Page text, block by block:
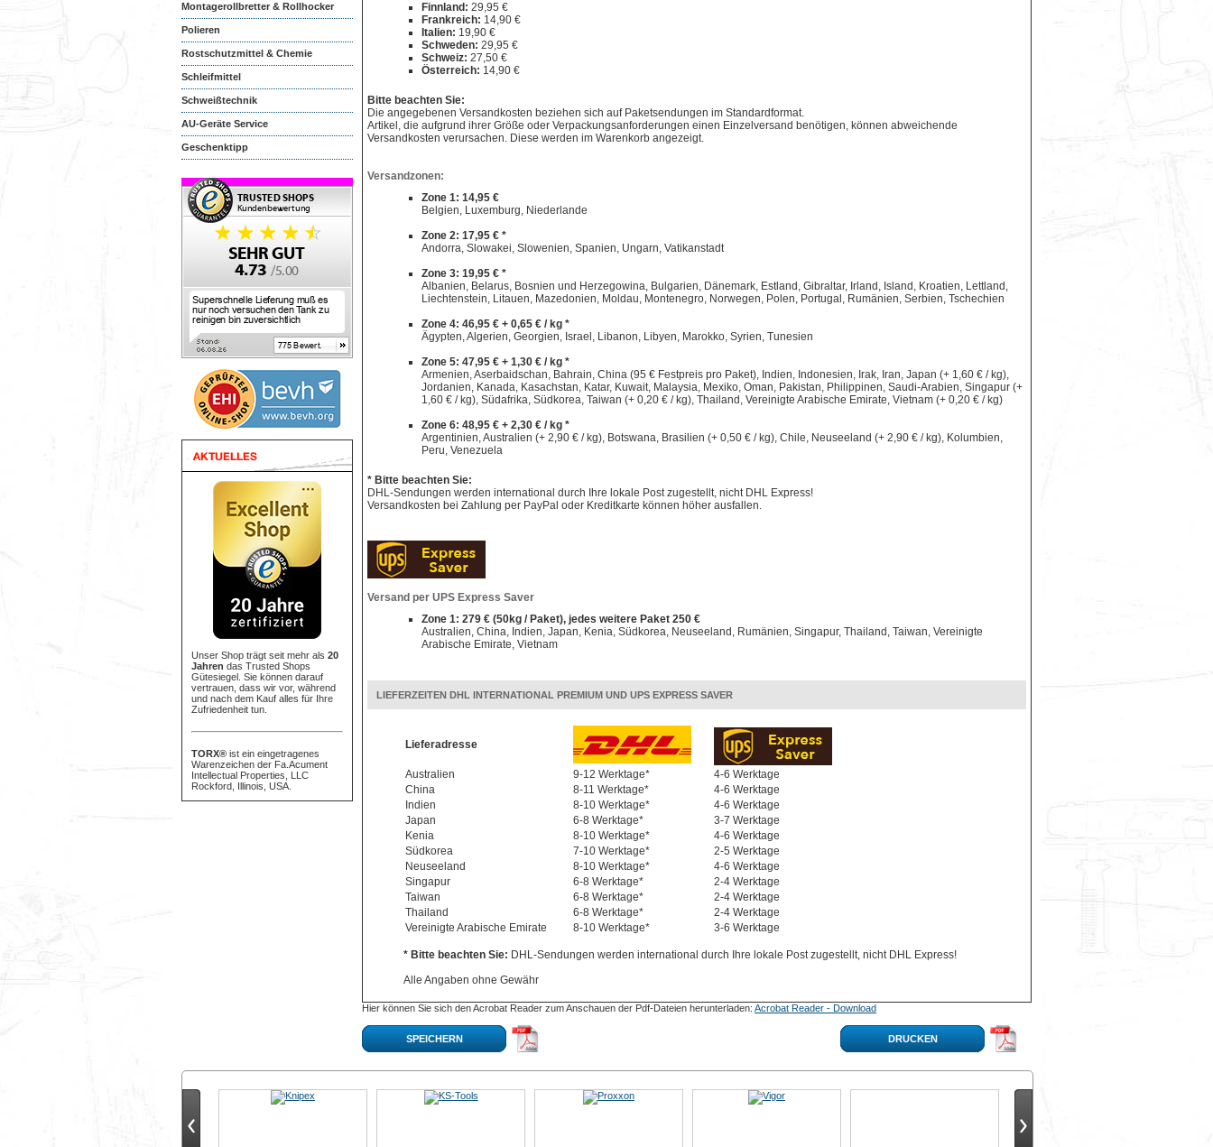
Montagerollbretter & Rollhocker
Polieren
Rostschutzmittel & Chemie
Schleifmittel
Schweißtechnik
AU-Geräte Service
Geschenktipp
Unser Shop trägt seit mehr als 20
Jahren das Trusted Shops
Gütesiegel. Sie können darauf
vertrauen, dass wir vor, während
und nach dem Kauf alles für Ihre
Zufriedenheit tun.
TORX® ist ein eingetragenes
Warenzeichen der Fa.Acument
Intellectual Properties, LLC
Rockford, Illinois, USA.
Finnland: 29,95 €
Frankreich: 14,90 €
Italien: 19,90 €
Schweden: 29,95 €
Schweiz: 27,50 €
Österreich: 14,90 €
Bitte beachten Sie:
Die angegebenen Versandkosten beziehen sich auf Paketsendungen im Standardformat.
Artikel, die aufgrund ihrer Größe oder Verpackungsanforderungen einen Einzelversand benötigen, können abweichende
Versandkosten verursachen. Diese werden im Warenkorb angezeigt.
Versandzonen:
Zone 1: 14,95 €
Belgien, Luxemburg, Niederlande
Zone 2: 17,95 € *
Andorra, Slowakei, Slowenien, Spanien, Ungarn, Vatikanstadt
Zone 3: 19,95 € *
Albanien, Belarus, Bosnien und Herzegowina, Bulgarien, Dänemark, Estland, Gibraltar, Irland, Island, Kroatien, Lettland,
Liechtenstein, Litauen, Mazedonien, Moldau, Montenegro, Norwegen, Polen, Portugal, Rumänien, Serbien, Tschechien
Zone 4: 46,95 € + 0,65 € / kg *
Ägypten, Algerien, Georgien, Israel, Libanon, Libyen, Marokko, Syrien, Tunesien
Zone 5: 47,95 € + 1,30 € / kg *
Armenien, Aserbaidschan, Bahrain, China (95 € Festpreis pro Paket), Indien, Indonesien, Irak, Iran, Japan (+ 1,60 € / kg),
Jordanien, Kanada, Kasachstan, Katar, Kuwait, Malaysia, Mexiko, Oman, Pakistan, Philippinen, Saudi-Arabien, Singapur (+
1,60 € / kg), Südafrika, Südkorea, Taiwan (+ 0,20 € / kg), Thailand, Vereinigte Arabische Emirate, Vietnam (+ 0,20 € / kg)
Zone 6: 48,95 € + 2,30 € / kg *
Argentinien, Australien (+ 2,90 € / kg), Botswana, Brasilien (+ 0,50 € / kg), Chile, Neuseeland (+ 2,90 € / kg), Kolumbien,
Peru, Venezuela
* Bitte beachten Sie:
DHL-Sendungen werden international durch Ihre lokale Post zugestellt, nicht DHL Express!
Versandkosten bei Zahlung per PayPal oder Kreditkarte können höher ausfallen.
Versand per UPS Express Saver
Zone 1: 279 € (50kg / Paket), jedes weitere Paket 250 €
Australien, China, Indien, Japan, Kenia, Südkorea, Neuseeland, Rumänien, Singapur, Thailand, Taiwan, Vereinigte
Arabische Emirate, Vietnam
LIEFERZEITEN DHL INTERNATIONAL PREMIUM UND UPS EXPRESS SAVER
Lieferadresse
Australien 9-12 Werktage*
4-6 Werktage
China
8-11 Werktage*
4-6 Werktage
Indien
8-10 Werktage*
4-6 Werktage
Japan
6-8 Werktage*
3-7 Werktage
Kenia
8-10 Werktage*
4-6 Werktage
Südkorea
7-10 Werktage*
2-5 Werktage
Neuseeland
8-10 Werktage*
4-6 Werktage
Singapur
6-8 Werktage*
2-4 Werktage
Taiwan
6-8 Werktage*
2-4 Werktage
Thailand
6-8 Werktage*
2-4 Werktage
Vereinigte Arabische Emirate
8-10 Werktage* 3-6 Werktage
* Bitte beachten Sie: DHL-Sendungen werden international durch Ihre lokale Post zugestellt, nicht DHL Express!
Alle Angaben ohne Gewähr
Hier können Sie sich den Acrobat Reader zum Anschauen der Pdf-Dateien herunterladen: Acrobat Reader - Download
SPEICHERN DRUCKEN